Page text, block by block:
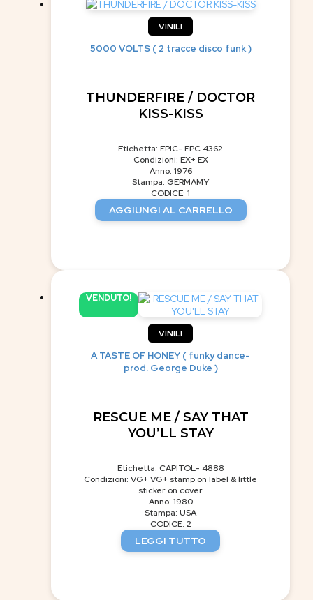
VINILI
5000 VOLTS ( 2 tracce disco funk )
THUNDERFIRE / DOCTOR
KISS-KISS
Etichetta: EPIC- EPC 4362
Condizioni: EX+ EX
Anno: 1976
Stampa: GERMAMY
CODICE: 1
AGGIUNGI AL CARRELLO
VENDUTO!
VINILI
A TASTE OF HONEY ( funky dance-
prod. George Duke )
RESCUE ME / SAY THAT
YOU’LL STAY
Etichetta: CAPITOL- 4888
Condizioni: VG+ VG+ stamp on label & little
sticker on cover
Anno: 1980
Stampa: USA
CODICE: 2
LEGGI TUTTO